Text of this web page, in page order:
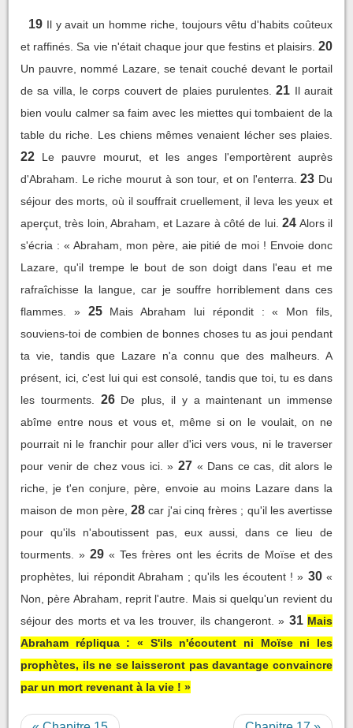
19 Il y avait un homme riche, toujours vêtu d'habits coûteux
et raffinés. Sa vie n'était chaque jour que festins et plaisirs. 20
Un pauvre, nommé Lazare, se tenait couché devant le portail
de sa villa, le corps couvert de plaies purulentes. 21 Il aurait
bien voulu calmer sa faim avec les miettes qui tombaient de la
table du riche. Les chiens mêmes venaient lécher ses plaies.
22
Le pauvre mourut, et les anges l'emportèrent auprès
d'Abraham. Le riche mourut à son tour, et on l'enterra. 23 Du
séjour des morts, où il souffrait cruellement, il leva les yeux et
aperçut, très loin, Abraham, et Lazare à côté de lui. 24 Alors il
s'écria : « Abraham, mon père, aie pitié de moi ! Envoie donc
Lazare, qu'il trempe le bout de son doigt dans l'eau et me
rafraîchisse la langue, car je souffre horriblement dans ces
flammes. »
25
Mais Abraham lui répondit : « Mon fils,
souviens-toi de combien de bonnes choses tu as joui pendant
ta vie, tandis que Lazare n'a connu que des malheurs. A
présent, ici, c'est lui qui est consolé, tandis que toi, tu es dans
les tourments.
26 De plus, il y a maintenant un immense
abîme entre nous et vous et, même si on le voulait, on ne
pourrait ni le franchir pour aller d'ici vers vous, ni le traverser
pour venir de chez vous ici. » 27 « Dans ce cas, dit alors le
riche, je t'en conjure, père, envoie au moins Lazare dans la
maison de mon père, 28 car j'ai cinq frères ; qu'il les avertisse
pour qu'ils n'aboutissent pas, eux aussi, dans ce lieu de
tourments. » 29 « Tes frères ont les écrits de Moïse et des
prophètes, lui répondit Abraham ; qu'ils les écoutent ! » 30 «
Non, père Abraham, reprit l'autre. Mais si quelqu'un revient du
séjour des morts et va les trouver, ils changeront. » 31 Mais
Abraham répliqua : « S'ils n'écoutent ni Moïse ni les
prophètes, ils ne se laisseront pas davantage convaincre
par un mort revenant à la vie ! »